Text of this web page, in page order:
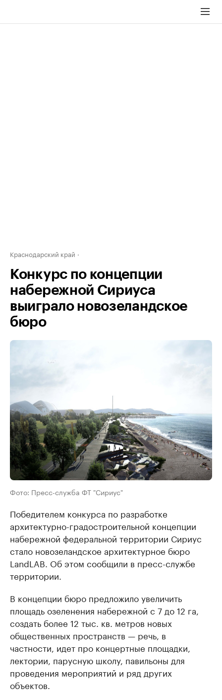
Краснодарский край
Конкурс по концепции
набережной Сириуса
выиграло новозеландское
бюро
Фото: Пресс-служба ФТ "Сириус"
Победителем конкурса по разработке
архитектурно-градостроительной концепции
набережной федеральной территории Сириус
стало новозеландское архитектурное бюро
LandLAB. Об этом сообщили в пресс-службе
территории.
В концепции бюро предложило увеличить
площадь озеленения набережной с 7 до 12 га,
создать более 12 тыс. кв. метров новых
общественных пространств — речь, в
частности, идет про концертные площадки,
лектории, парусную школу, павильоны для
проведения мероприятий и ряд других
объектов.